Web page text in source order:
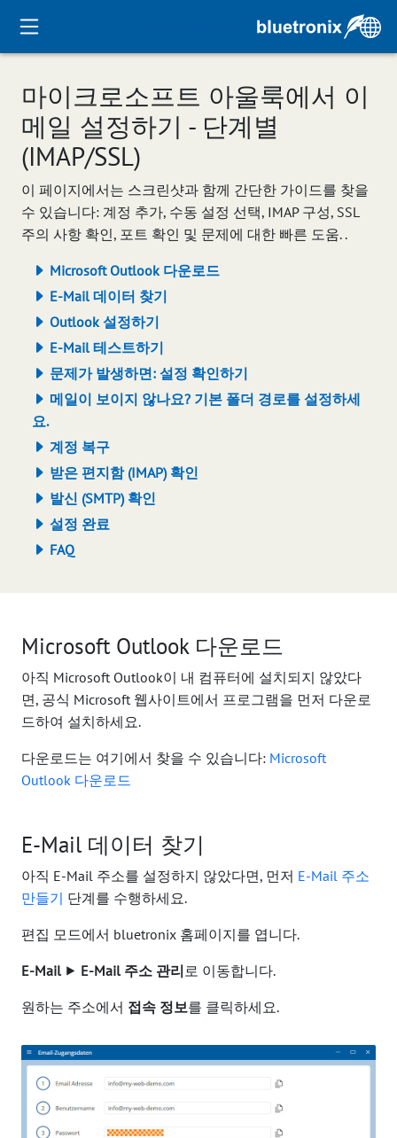
마이크로소프트 아울룩에서 이
메일 설정하기 - 단계별
(IMAP/SSL)
이 페이지에서는 스크린샷과 함께 간단한 가이드를 찾을
수 있습니다: 계정 추가, 수동 설정 선택, IMAP 구성, SSL
주의 사항 확인, 포트 확인 및 문제에 대한 빠른 도움. .
Microsoft Outlook 다운로드
E-Mail 데이터 찾기
Outlook 설정하기
E-Mail 테스트하기
문제가 발생하면: 설정 확인하기
메일이 보이지 않나요? 기본 폴더 경로를 설정하세
요.
계정 복구
받은 편지함 (IMAP) 확인
발신 (SMTP) 확인
설정 완료
FAQ
Microsoft Outlook 다운로드
아직 Microsoft Outlook이 내 컴퓨터에 설치되지 않았다
면, 공식 Microsoft 웹사이트에서 프로그램을 먼저 다운로
드하여 설치하세요.
다운로드는 여기에서 찾을 수 있습니다: Microsoft
Outlook 다운로드
E-Mail 데이터 찾기
아직 E-Mail 주소를 설정하지 않았다면, 먼저 E-Mail 주소
만들기 단계를 수행하세요.
편집 모드에서 bluetronix 홈페이지를 엽니다.
E-Mail⯈ E-Mail 주소 관리로 이동합니다.
원하는 주소에서 접속 정보를 클릭하세요.